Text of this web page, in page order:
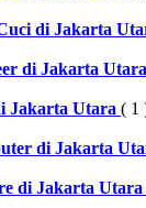
di Jakarta
di Jakarta Utara
Jakarta Utara ( 1
di Jakarta
di Jakarta Utara